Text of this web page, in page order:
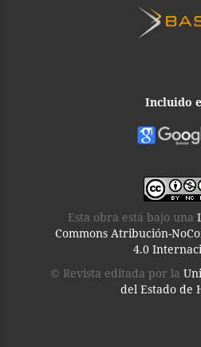
Incluido
Esta obra está bajo una
Commons Atribución-
4.0
© Revista editada por la
del Estado de